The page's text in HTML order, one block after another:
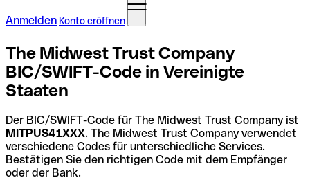
Anmelden Konto eröffnen
The Midwest Trust Company
BIC/SWIFT-Code in Vereinigte
Staaten
Der BIC/SWIFT-Code für The Midwest Trust Company ist
MITPUS41XXX. The Midwest Trust Company verwendet
verschiedene Codes für unterschiedliche Services.
Bestätigen Sie den richtigen Code mit dem Empfänger
oder der Bank.